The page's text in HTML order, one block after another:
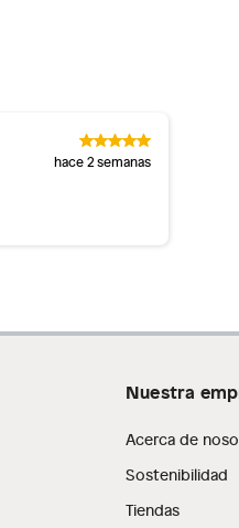
hace 2 semanas
Nuestra
Acerca de
Sostenibilidad
Tiendas